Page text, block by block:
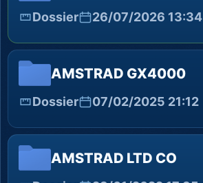
Dossier 26/07/2026 13:34
AMSTRAD GX4000
Dossier 07/02/2025 21:12
AMSTRAD LTD CO